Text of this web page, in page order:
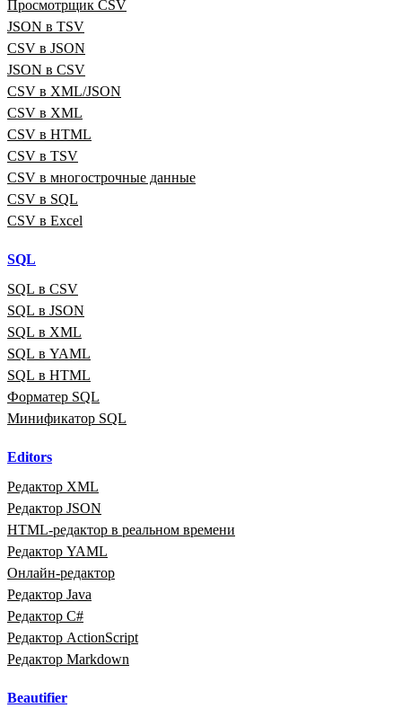
Просмотрщик CSV
JSON в TSV
CSV в JSON
JSON в CSV
CSV в XML/JSON
CSV в XML
CSV в HTML
CSV в TSV
CSV в многострочные данные
CSV в SQL
CSV в Excel
SQL
SQL в CSV
SQL в JSON
SQL в XML
SQL в YAML
SQL в HTML
Форматер SQL
Минификатор SQL
Editors
Редактор XML
Редактор JSON
HTML‑редактор в реальном времени
Редактор YAML
Онлайн‑редактор
Редактор Java
Редактор C#
Редактор ActionScript
Редактор Markdown
Beautifier